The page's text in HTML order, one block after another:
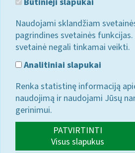
Naudojami sklandžiam
pagrindines svetainės funkcijas.
svetainė negali tinkamai veikti.
Analitiniai slapukai
Renka statistinę informaciją
naudojimą ir naudojami Jūsų
gerinimui.
PATVIRTINTI
Visus slapukus